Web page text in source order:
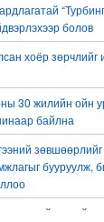
болов
хоёр зөрчлийг
30 жилийн ойн
байлна
бууруулж,
энхийн